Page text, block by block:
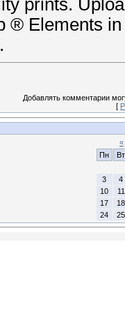
prints.
® Elements
Добавлять комментарии
[
«
Пн
Вт
3
4
10
11
17
18
24
25